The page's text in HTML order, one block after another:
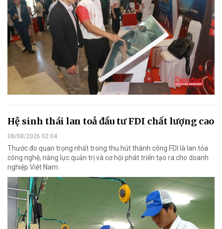
Hệ sinh thái lan toả đầu tư FDI chất lượng cao
08/08/2026 02:04
Thước đo quan trọng nhất trong thu hút thành công FDI là lan tỏa
công nghệ, năng lực quản trị và cơ hội phát triển tạo ra cho doanh
nghiệp Việt Nam.